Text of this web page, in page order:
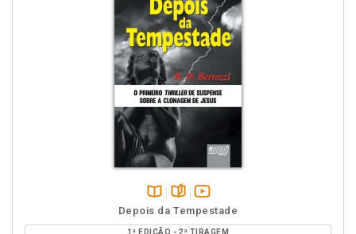
Disponível
na
páginasvídeo
da
Depois da Tempestade
1ª EDIÇÃO - 2ª TIRAGEM